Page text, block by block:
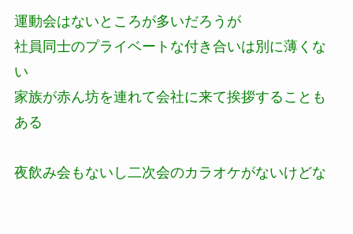
運動会はないところが多いだろうが
社員同士のプライベートな付き合いは別に薄くな
い
家族が赤ん坊を連れて会社に来て挨拶することも
ある
夜飲み会もないし二次会のカラオケがないけどな